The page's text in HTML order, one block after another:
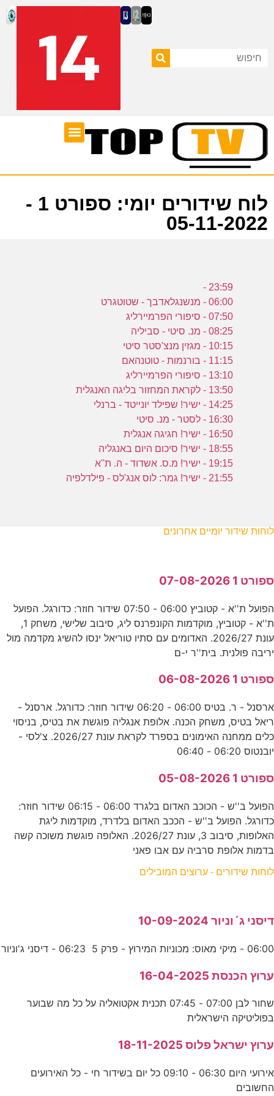
לוח שידורים יומי: ספורט 1 -
05-11-2022
23:59 -
06:00 - מנשנגלאדבך - שטוטגרט
07:50 - סיפורי הפרמיירליג
08:25 - מנ. סיטי - סביליה
10:15 - מגזין מנצ'סטר סיטי
11:15 - בורנמות - טוטנהאם
13:10 - סיפורי הפרמיירליג
13:50 - לקראת המחזור בליגה האנגלית
14:25 - ישיר! שפילד יונייטד - ברנלי
16:30 - לסטר - מנ. סיטי
16:50 - ישיר! חגיגה אנגלית
18:55 - ישיר! סיכום היום באנגליה
19:15 - ישיר! מ.ס. אשדוד - ה. ת''א
21:55 - ישיר! גמר: לוס אנג'לס - פילדלפיה
לוחות שידור יומיים אחרונים
ספורט 1 07-08-2026
הפועל ת''א - קטוביץ 06:00 - 07:50 שידור חוזר: כדורגל. הפועל
ת''א - קטוביץ, מוקדמות הקונפרנס ליג, סיבוב שלישי, משחק 1,
עונת 2026/27. האדומים עם סתיו טוריאל ינסו להשיג מקדמה מול
יריבה פולנית. בית''ר י-ם
ספורט 1 06-08-2026
ארסנל - ר. בטיס 06:00 - 06:20 שידור חוזר: כדורגל. ארסנל -
ריאל בטיס, משחק הכנה. אלופת אנגליה פוגשת את בטיס, בניסוי
כלים ממחנה האימונים בספרד לקראת עונת 2026/27. צ'לסי -
יובנטוס 06:20 - 06:40
ספורט 1 05-08-2026
הפועל ב''ש - הכוכב האדום בלגרד 06:00 - 06:15 שידור חוזר:
כדורגל. הפועל ב''ש - הככב האדום בלדרד, מוקדמות ליגת
האלופות, סיבוב 3, עונת 2026/27. האלופה פוגשת משוכה קשה
בדמות אלופת סרביה עם אבו פאני
לוחות שידורים - ערוצים המובילים
דיסני ג´וניור 10-09-2024
06:00 - מיקי מאוס: מכוניות המירוץ - פרק 5 06:23 - דיסני ג'וניור
ערוץ הכנסת 16-04-2025
שחור לבן 07:00 - 07:45 תכנית אקטואליה על כל מה שבוער
בפוליטיקה הישראלית
ערוץ ישראל פלוס 18-11-2025
אירועי היום 06:30 - 09:10 כל יום בשידור חי - כל האירועים
החשובים